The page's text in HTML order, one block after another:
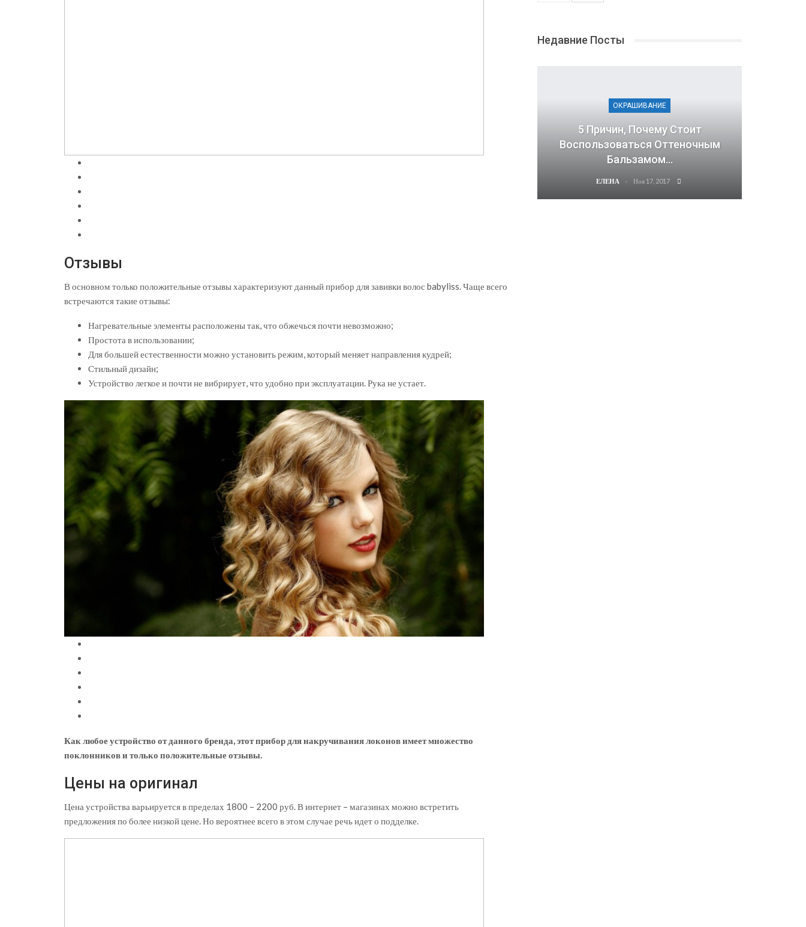
Отзывы
В основном только положительные отзывы характеризуют данный прибор для завивки волос babyliss. Чаще всего
встречаются такие отзывы:
Нагревательные элементы расположены так, что обжечься почти невозможно;
Простота в использовании;
Для большей естественности можно установить режим, который меняет направления кудрей;
Стильный дизайн;
Устройство легкое и почти не вибрирует, что удобно при эксплуатации. Рука не устает.
Как любое устройство от данного бренда, этот прибор для накручивания локонов имеет множество
поклонников и только положительные отзывы.
Цены на оригинал
Цена устройства варьируется в пределах 1800 – 2200 руб. В интернет – магазинах можно встретить
предложения по более низкой цене. Но вероятнее всего в этом случае речь идет о подделке.
Недавние Посты
ОКРАШИВАНИЕ
5 Причин, Почему Стоит
Воспользоваться Оттеночным
Бальзамом…
ЕЛЕНА Ноя 17, 2017